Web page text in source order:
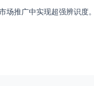
悬疑感与内心冲突。
场推广中实现超强辨识度。